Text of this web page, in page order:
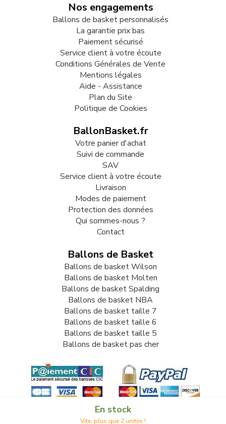
En stock
Vite, plus que 2 unités !
Nos engagements
Ballons de basket personnalisés
La garantie prix bas
Paiement sécurisé
Service client à votre écoute
Conditions Générales de Vente
Mentions légales
Aide - Assistance
Plan du Site
Politique de Cookies
BallonBasket.fr
Votre panier d'achat
Suivi de commande
SAV
Service client à votre écoute
Livraison
Modes de paiement
Protection des données
Qui sommes-nous ?
Contact
Ballons de Basket
Ballons de basket Wilson
Ballons de basket Molten
Ballons de basket Spalding
Ballons de basket NBA
Ballons de basket taille 7
Ballons de basket taille 6
Ballons de basket taille 5
Ballons de basket pas cher